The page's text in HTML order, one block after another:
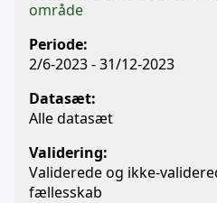
område
Periode:
2/6-2023 - 31/12-2023
Datasæt:
Alle datasæt
Validering:
Validerede og ikke-
fællesskab